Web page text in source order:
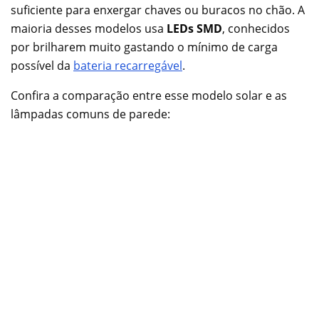
suficiente para enxergar chaves ou buracos no chão. A
maioria desses modelos usa LEDs SMD, conhecidos
por brilharem muito gastando o mínimo de carga
possível da bateria recarregável.
Confira a comparação entre esse modelo solar e as
lâmpadas comuns de parede: